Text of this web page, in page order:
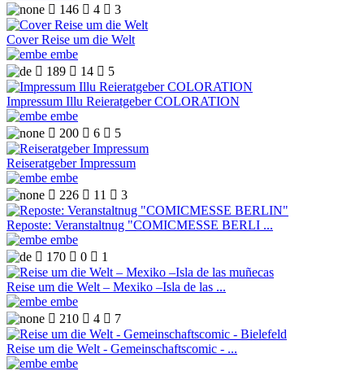
 146  4  3
Cover Reise um die Welt
embe
 189  14  5
Impressum Illu Reieratgeber COLORATION
embe
 200  6  5
Reiseratgeber Impressum
embe
 226  11  3
Reposte: Veranstaltnug "COMICMESSE BERLI ...
embe
 170  0  1
Reise um die Welt – Mexiko –Isla de las ...
embe
 210  4  7
Reise um die Welt - Gemeinschaftscomic - ...
embe